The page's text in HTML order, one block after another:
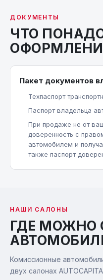
ДОКУМЕНТЫ
ЧТО
Пакет документов
Техпаспорт
Паспорт владельца
При продаже не от
доверенность с
автомобилем и
также паспорт
НАШИ САЛОНЫ
ГДЕ МОЖНО
Комиссионные
двух салонах